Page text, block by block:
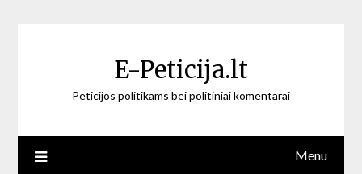
E-Peticija.lt
Peticijos politikams bei politiniai komentarai
Menu